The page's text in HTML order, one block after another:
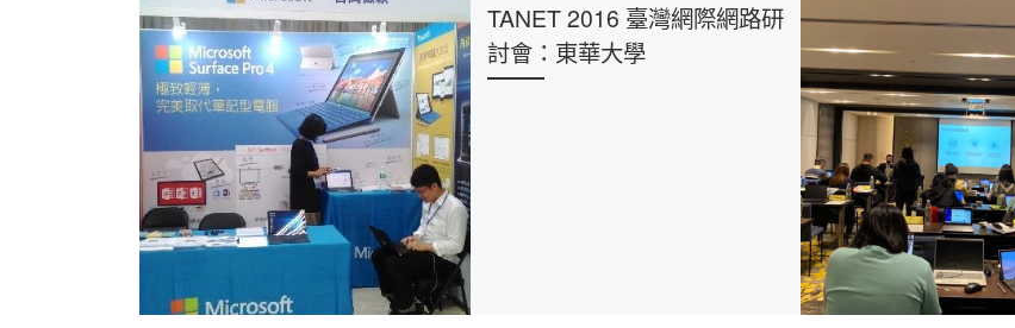
TANET 2016 臺灣網際網路研
討會：東華大學